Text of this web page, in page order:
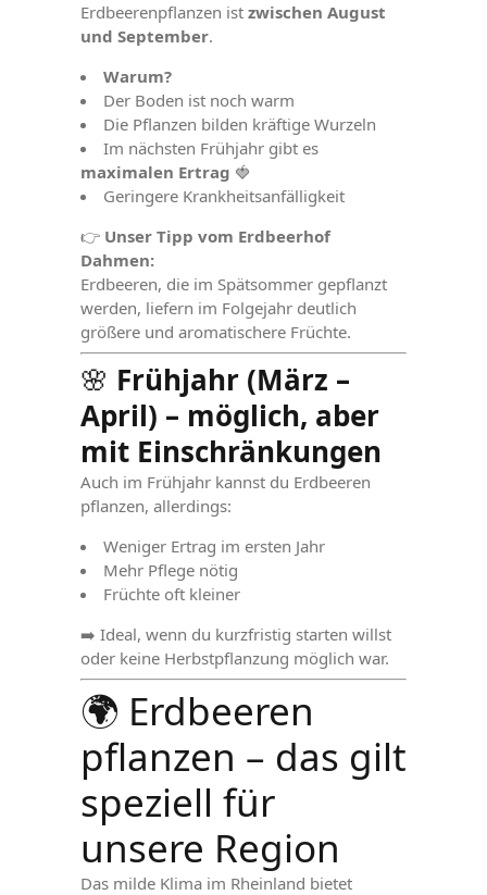
Erdbeerenpflanzen ist zwischen August
und September.
Warum?
Der Boden ist noch warm
Die Pflanzen bilden kräftige Wurzeln
Im nächsten Frühjahr gibt es
maximalen Ertrag 🍓
Geringere Krankheitsanfälligkeit
👉 Unser Tipp vom Erdbeerhof
Dahmen:
Erdbeeren, die im Spätsommer gepflanzt
werden, liefern im Folgejahr deutlich
größere und aromatischere Früchte.
🌸 Frühjahr (März –
April) – möglich, aber
mit Einschränkungen
Auch im Frühjahr kannst du Erdbeeren
pflanzen, allerdings:
Weniger Ertrag im ersten Jahr
Mehr Pflege nötig
Früchte oft kleiner
➡️ Ideal, wenn du kurzfristig starten willst
oder keine Herbstpflanzung möglich war.
🌍 Erdbeeren
pflanzen – das gilt
speziell für
unsere Region
Das milde Klima im Rheinland bietet